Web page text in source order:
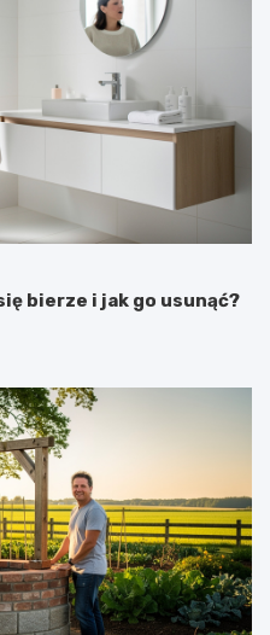
bierze i jak go usunąć?